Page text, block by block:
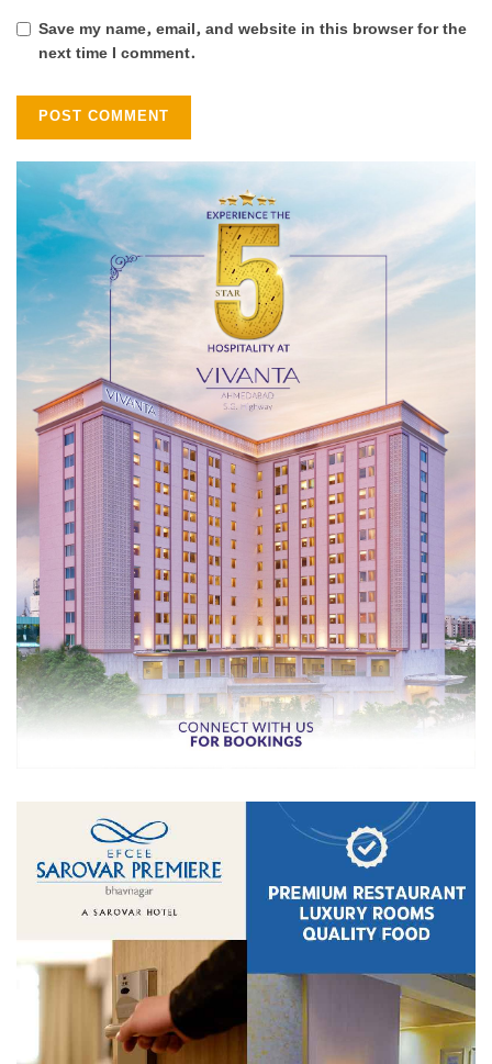
Save my name, email, and website in this browser for the
next time I comment.